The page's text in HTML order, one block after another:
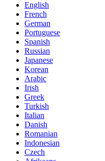
English
French
German
Portuguese
Spanish
Russian
Japanese
Korean
Arabic
Irish
Greek
Turkish
Italian
Danish
Romanian
Indonesian
Czech